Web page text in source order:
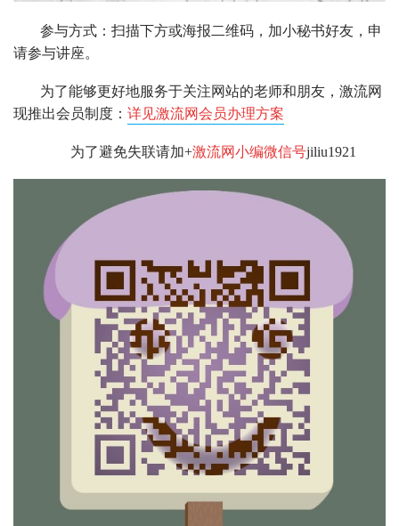
参与方式：扫描下方或海报二维码，加小秘书好友，申
请参与讲座。
为了能够更好地服务于关注网站的老师和朋友，激流网
现推出会员制度： 详见激流网会员办理方案
为了避免失联请加+激流网小编微信号jiliu1921